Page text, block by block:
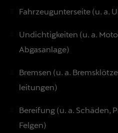
Fahrzeugunterseite (u. a.
Undichtigkeiten (u. a.
Abgasanlage)
Bremsen (u. a.
leitungen)
Bereifung (u. a. Schäden,
Felgen)